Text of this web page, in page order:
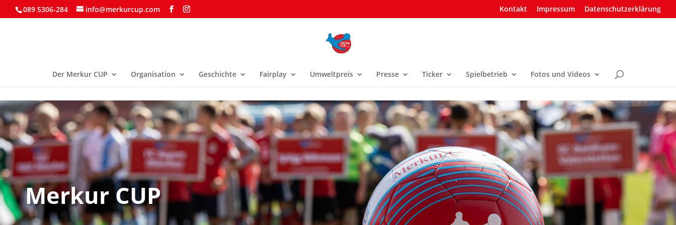
089 5306-284 info@merkurcup.com Kontakt Impressum Datenschutzerklärung
Der Merkur CUP Organisation Geschichte Fairplay Umweltpreis Presse Ticker Spielbetrieb Fotos und Videos
Merkur CUP